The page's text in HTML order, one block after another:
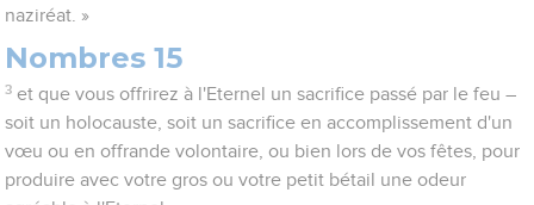
naziréat. »
Nombres 15
3 et que vous offrirez à l'Eternel un sacrifice passé par le feu –
soit un holocauste, soit un sacrifice en accomplissement d'un
vœu ou en offrande volontaire, ou bien lors de vos fêtes, pour
produire avec votre gros ou votre petit bétail une odeur